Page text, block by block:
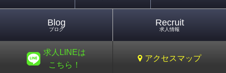
Blog
ブログ
Recruit
求人情報
求人LINEは
こちら！
アクセスマップ